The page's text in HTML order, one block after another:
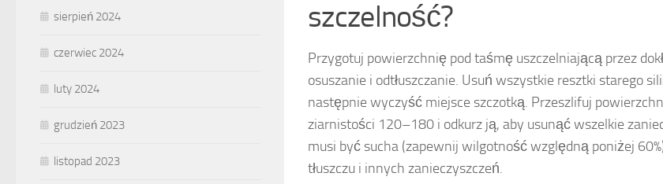
szczelność?
Przygotuj powierzchnię pod taśmę uszczelniającą przez
osuszanie i odtłuszczanie. Usuń wszystkie resztki starego
następnie wyczyść miejsce szczotką. Przeszlifuj
ziarnistości 120–180 i odkurz ją, aby usunąć wszelkie
musi być sucha (zapewnij wilgotność względną poniżej
tłuszczu i innych zanieczyszczeń.
sierpień 2024
czerwiec 2024
luty 2024
grudzień 2023
listopad 2023